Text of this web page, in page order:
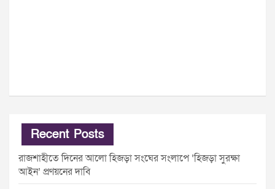
Recent Posts
রাজশাহীতে দিনের আলো হিজড়া সংঘের সংলাপে ‘হিজড়া সুরক্ষা
আইন’ প্রণয়নের দাবি